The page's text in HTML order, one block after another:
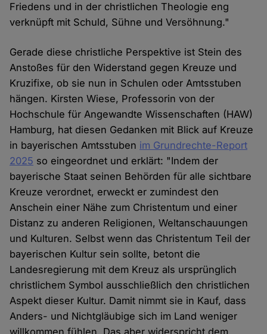
Friedens und in der christlichen Theologie eng
verknüpft mit Schuld, Sühne und Versöhnung."
Gerade diese christliche Perspektive ist Stein des
Anstoßes für den Widerstand gegen Kreuze und
Kruzifixe, ob sie nun in Schulen oder Amtsstuben
hängen. Kirsten Wiese, Professorin von der
Hochschule für Angewandte Wissenschaften (HAW)
Hamburg, hat diesen Gedanken mit Blick auf Kreuze
in bayerischen Amtsstuben im Grundrechte-Report
2025 so eingeordnet und erklärt: "Indem der
bayerische Staat seinen Behörden für alle sichtbare
Kreuze verordnet, erweckt er zumindest den
Anschein einer Nähe zum Christentum und einer
Distanz zu anderen Religionen, Weltanschauungen
und Kulturen. Selbst wenn das Christentum Teil der
bayerischen Kultur sein sollte, betont die
Landesregierung mit dem Kreuz als ursprünglich
christlichem Symbol ausschließlich den christlichen
Aspekt dieser Kultur. Damit nimmt sie in Kauf, dass
Anders- und Nichtgläubige sich im Land weniger